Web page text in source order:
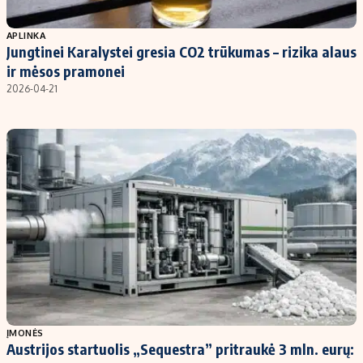
Populiarios temos
Investavimas
Akcijų rinka
Kriptovaliutos
Infliacija
Migracija
Titulinis
Nedarbo išmokos skaičiuoklė
Būsto finansai
Įdomios naujienos
Redakcija
Apie mus
Redakcijos politika
Privatumo politika
Turinio žymėjimo taisyklės
APLINKA
Jungtinei Karalystei gresia CO2 trūkumas – rizika alaus
ir mėsos pramonei
2026-04-21
ĮMONĖS
Austrijos startuolis „Sequestra” pritraukė 3 mln. eurų: